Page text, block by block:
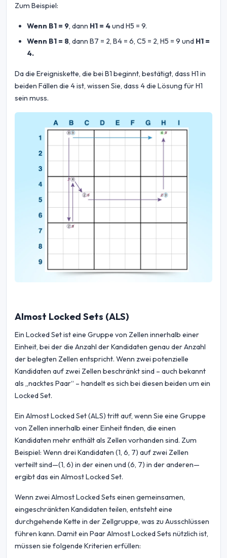
Zum Beispiel:
Wenn B1 = 9, dann H1 = 4und H5 = 9.
Wenn B1 = 8, dann B7 = 2, B4 = 6, C5 = 2, H5 = 9 und H1 =
4.
Da die Ereigniskette, die bei B1 beginnt, bestätigt, dass H1 in
beiden Fällen die 4 ist, wissen Sie, dass 4 die Lösung für H1
sein muss.
Almost Locked Sets (ALS)
Ein Locked Set ist eine Gruppe von Zellen innerhalb einer
Einheit, bei der die Anzahl der Kandidaten genau der Anzahl
der belegten Zellen entspricht. Wenn zwei potenzielle
Kandidaten auf zwei Zellen beschränkt sind – auch bekannt
als „nacktes Paar“ – handelt es sich bei diesen beiden um ein
Locked Set.
Ein Almost Locked Set (ALS) tritt auf, wenn Sie eine Gruppe
von Zellen innerhalb einer Einheit finden, die einen
Kandidaten mehr enthält als Zellen vorhanden sind. Zum
Beispiel: Wenn drei Kandidaten (1, 6, 7) auf zwei Zellen
verteilt sind—(1, 6) in der einen und (6, 7) in der anderen—
ergibt das ein Almost Locked Set.
Wenn zwei Almost Locked Sets einen gemeinsamen,
eingeschränkten Kandidaten teilen, entsteht eine
durchgehende Kette in der Zellgruppe, was zu Ausschlüssen
führen kann. Damit ein Paar Almost Locked Sets nützlich ist,
müssen sie folgende Kriterien erfüllen: